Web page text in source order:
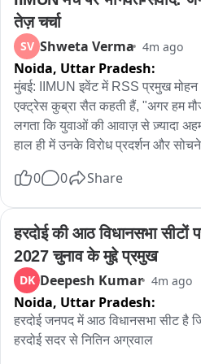
तेज़ चर्चा
SV Shweta Verma 4m ago
Noida, Uttar Pradesh:
मुंबई: IIMUN इवेंट में RSS प्रमुख मोहन
एक्ट्रेस कुब्रा सैत कहती हैं, "अगर हम
लगता कि युवाओं की आवाज़ से ज़्यादा
हाल ही में उनके विरोध प्रदर्शन और
हैं, "मुझे लगता है कि IIMUN ने आज एक
(IIMUN के संस्थापक) ने परम पूज्य
बातचीत की। उस बातचीत के हर शब्द
मिली। मोहन जी ने सभी सवालों کا जवाब बहुत संवेदनशीलता के साथ
दिया। उन्होंने कीमती सुझाव दिए और हर
समझाया..." अमृता फडणवीस - आइए आगे
चिंताओं पर ध्यान दिया जा रहा है।
इसमें बहुत अच्छा काम किया है। उनके
0 0 Share
हरदोई की आठ विधानसभा
2027 चुनाव के मुद्दे प्रमुख
DK Deepesh Kumar 4m ago
Noida, Uttar Pradesh:
हरदोई जनपद में आठ विधानसभा सीट है
हरदोई सदर से नितिन अग्रवाल